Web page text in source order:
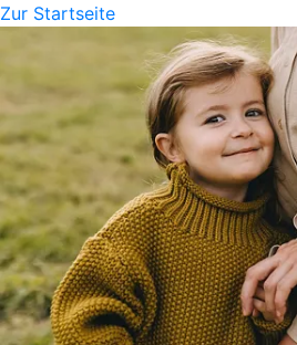
Zur Startseite